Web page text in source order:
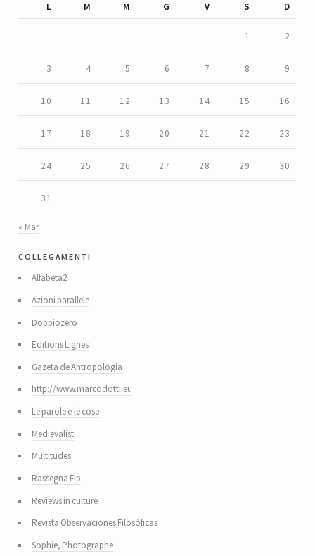
L
M M G V S D
1 2
3 4 5 6 7 8 9
10 11 12 13 14 15 16
17 18 19 20 21 22 23
24 25 26 27 28 29 30
31
« Mar
collegamenti
Alfabeta2
Azioni parallele
Doppiozero
Editions Lignes
Gazeta de Antropología
http://www.marcodotti.eu
Le parole e le cose
Medievalist
Multitudes
Rassegna Flp
Reviews in culture
Revista Observaciones Filosóficas
Sophie, Photographe